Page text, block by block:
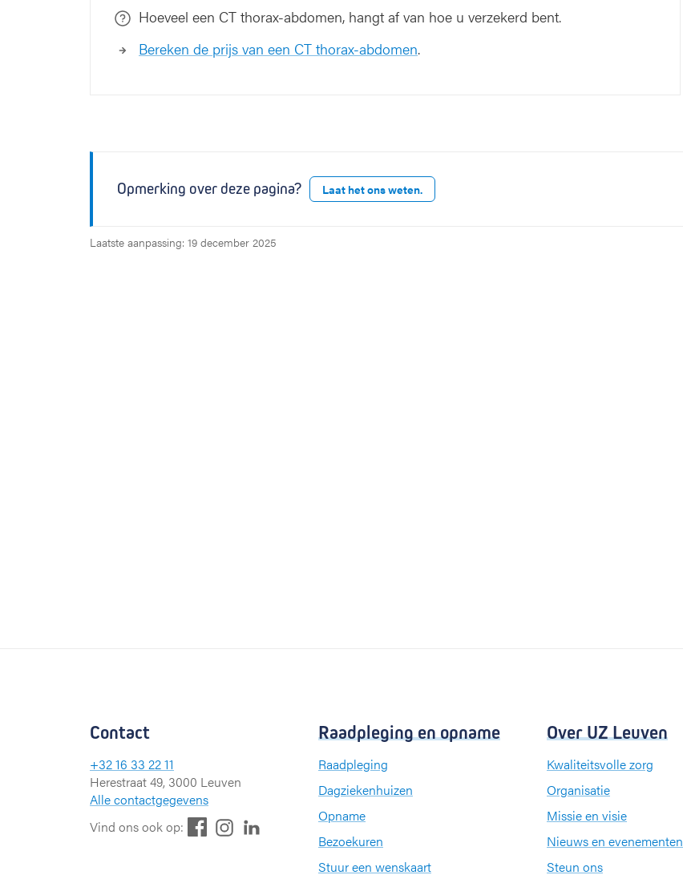
Hoeveel een CT thorax-abdomen, hangt af van hoe u verzekerd bent.
Bereken de prijs van een CT thorax-abdomen.
Opmerking over deze pagina? Laat het ons weten.
Laatste aanpassing: 19 december 2025
Contact
+32 16 33 22 11
Herestraat 49, 3000 Leuven
Alle contactgegevens
Vind ons ook op:
Raadpleging en opname
Raadpleging
Dagziekenhuizen
Opname
Bezoekuren
Stuur een wenskaart
Over UZ Leuven
Kwaliteitsvolle zorg
Organisatie
Missie en visie
Nieuws en evenementen
Steun ons